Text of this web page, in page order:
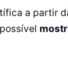
a partir